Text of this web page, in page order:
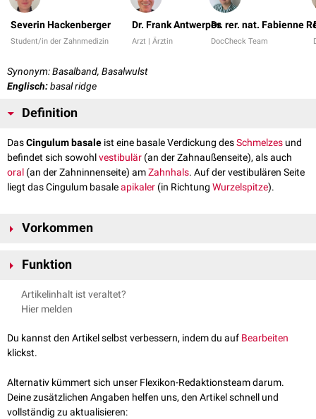
Severin Hackenberger
Student/in der Zahnmedizin
Dr. Frank Antwerpes
Arzt | Ärztin
Dr. rer. nat. Fabienne
DocCheck Team
Synonym: Basalband, Basalwulst
Englisch:basal ridge
Definition
DasCingulum basale ist eine basale Verdickung desSchmelzes und
befindet sich sowohlvestibulär (an der Zahnaußenseite), als auch
oral (an der Zahninnenseite) amZahnhals. Auf der vestibulären Seite
liegt das Cingulum basaleapikaler (in Richtung Wurzelspitze).
Vorkommen
Bei
Milchzähnenist das Cingulum basale deutlich ausgeprägter, bei
Funktion
Dem Cingulum basale wird eine strukturell stabilisierende Funktion
zugeschrieben. Durch die Stabilisierung der
wird vermutet, dass das Cingulum basale einen guten Verschluss von
Milchzahn
erlaubt und so die
Artikelinhalt ist veraltet?
Hier melden
Du kannst den Artikel selbst verbessern, indem du auf Bearbeiten
klickst.
Alternativ kümmert sich unser Flexikon-Redaktionsteam darum.
Deine zusätzlichen Angaben helfen uns, den Artikel schnell und
vollständig zu aktualisieren: